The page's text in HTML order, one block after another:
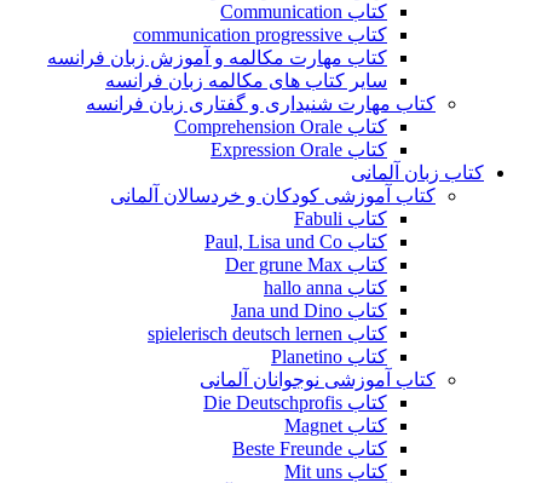
کتاب Communication
کتاب communication progressive
کتاب مهارت مکالمه و آموزش زبان فرانسه
سایر کتاب های مکالمه زبان فرانسه
کتاب مهارت شنیداری و گفتاری زبان فرانسه
کتاب Comprehension Orale
کتاب Expression Orale
کتاب زبان آلمانی
کتاب آموزشی کودکان و خردسالان آلمانی
کتاب Fabuli
کتاب Paul, Lisa und Co
کتاب Der grune Max
کتاب hallo anna
کتاب Jana und Dino
کتاب spielerisch deutsch lernen
کتاب Planetino
کتاب آموزشی نوجوانان آلمانی
کتاب Die Deutschprofis
کتاب Magnet
کتاب Beste Freunde
کتاب Mit uns